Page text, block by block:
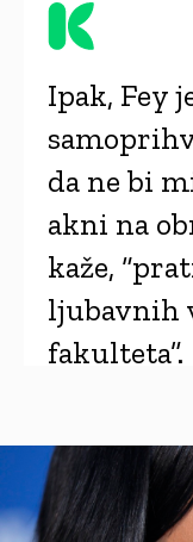
Ipak, Fey
da ne bi
akni na
kaže,
ljubavnih
fakulteta”.